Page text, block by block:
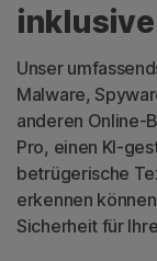
Unser
Malware,
anderen Online-
Pro, einen KI-
betrügerische
erkennen
Sicherheit für